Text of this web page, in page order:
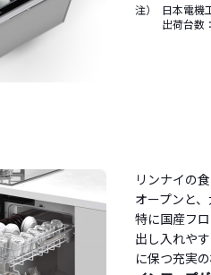
注）
日本電機
出荷台数
リンナイの
オープンと
特に国産フ
出し⼊れや
に保つ充実の